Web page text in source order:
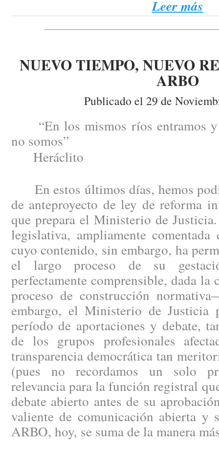
Leer más
NUEVO TIEMPO, NUEVO
ARBO
Publicado el 29 de
“En los mismos ríos entramos y
no somos”
Heráclito
En estos últimos días, hemos
de anteproyecto de ley de reforma
que prepara el Ministerio de
legislativa, ampliamente
cuyo contenido, sin embargo, ha
el largo proceso de su
perfectamente comprensible, dada
proceso de construcción
embargo, el Ministerio de Justicia
período de aportaciones y debate,
de los grupos profesionales
transparencia democrática tan
(pues no recordamos un solo
relevancia para la función registral
debate abierto antes de su
valiente de comunicación abierta y
ARBO, hoy, se suma de la manera